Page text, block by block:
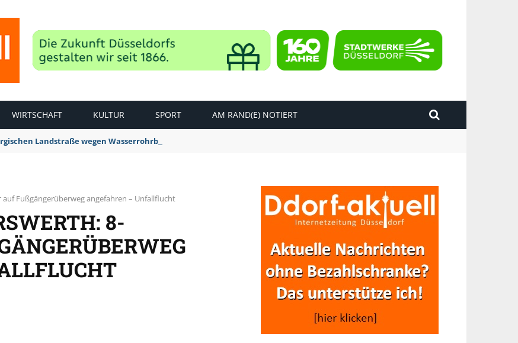
WIRTSCHAFT KULTUR SPORT AM RAND(E) NOTIERT
Landstraße wegen Wasserrohrbruch aufgehoben
auf Fußgängerüberweg angefahren – Unfallflucht
8-
A